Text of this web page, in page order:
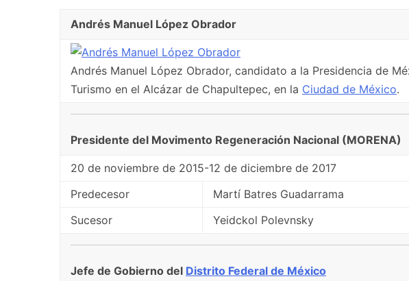
Andrés Manuel López Obrador
Andrés Manuel López Obrador, candidato a la Presidencia de
Turismo en el Alcázar de Chapultepec, en la Ciudad de México.
Presidente del Movimento Regeneración Nacional (MORENA)
20 de noviembre de 2015-12 de diciembre de 2017
Predecesor
Martí Batres Guadarrama
Sucesor
Yeidckol Polevnsky
Jefe de Gobierno del Distrito Federal de México